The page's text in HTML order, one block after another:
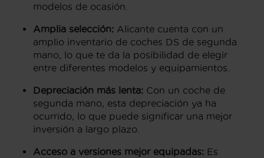
modelos de ocasión.
Amplia selección: Alicante cuenta con un
amplio inventario de coches DS de segunda
mano, lo que te da la posibilidad de elegir
entre diferentes modelos y equipamientos.
Depreciación más lenta: Con un coche de
segunda mano, esta depreciación ya ha
ocurrido, lo que puede significar una mejor
inversión a largo plazo.
Acceso a versiones mejor equipadas: Es